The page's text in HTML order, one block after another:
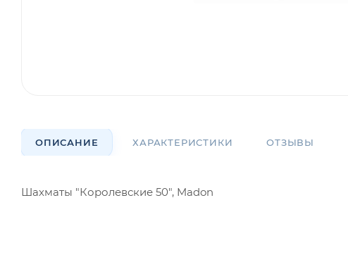
ОПИСАНИЕ ХАРАКТЕРИСТИКИ ОТЗЫВЫ
Шахматы "Королевские 50", Madon